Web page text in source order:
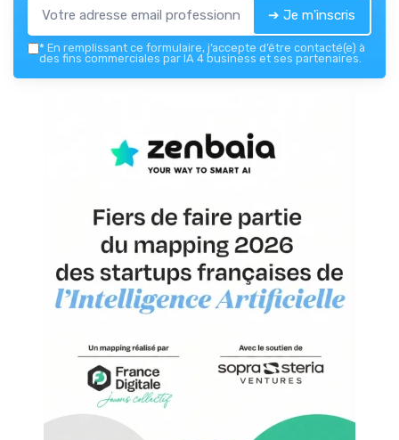
➔ Je m'inscris
* En remplissant ce formulaire, j’accepte d’être contacté(e) à
des fins commerciales par IA 4 business et ses partenaires.